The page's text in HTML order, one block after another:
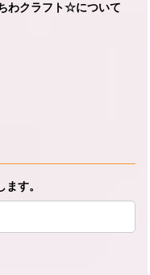
わクラフト☆について
す。